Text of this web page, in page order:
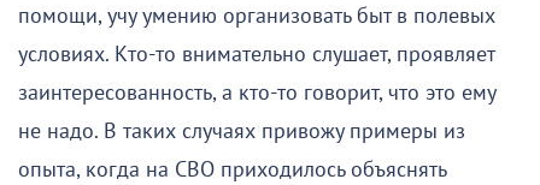
помощи, учу умению организовать быт в полевых
условиях. Кто-то внимательно слушает, проявляет
заинтересованность, а кто-то говорит, что это ему
не надо. В таких случаях привожу примеры из
опыта, когда на СВО приходилось объяснять